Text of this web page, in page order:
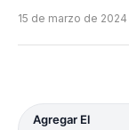
15 de marzo de 2024
Agregar El